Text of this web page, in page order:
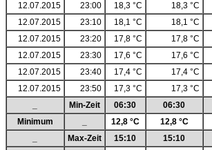
12.07.2015
23:00 18,3 °C 18,3 °C
12.07.2015
23:10 18,1 °C 18,1 °C
12.07.2015
23:20 17,8 °C 17,8 °C
12.07.2015
23:30 17,6 °C 17,6 °C
12.07.2015
23:40 17,4 °C 17,4 °C
12.07.2015
23:50 17,3 °C 17,3 °C
Min-Zeit 06:30 06:30
Minimum
12,8 °C 12,8 °C
Max-Zeit 15:10 15:10